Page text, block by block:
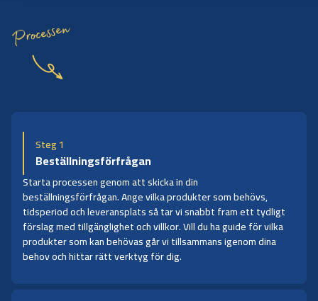
Processen
Steg 1
Beställningsförfrågan
Starta processen genom att skicka in din
beställningsförfrågan. Ange vilka produkter som behövs,
tidsperiod och leveransplats så tar vi snabbt fram ett tydligt
förslag med tillgänglighet och villkor. Vill du ha guide för vilka
produkter som kan behövas går vi tillsammans igenom dina
behov och hittar rätt verktyg för dig.